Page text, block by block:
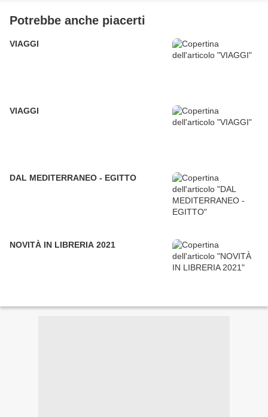
Potrebbe anche piacerti
VIAGGI
VIAGGI
DAL MEDITERRANEO - EGITTO
NOVITÀ IN LIBRERIA 2021